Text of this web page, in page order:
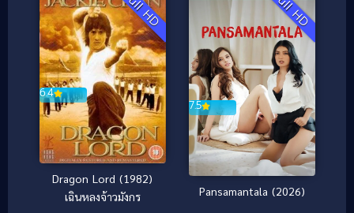
ล่าข้ามศตวรรษ (2017)
Full HD
6.4
Dragon Lord (1982)
เฉินหลงจ้าวมังกร
Full HD
7.5
Pansamantala (2026)